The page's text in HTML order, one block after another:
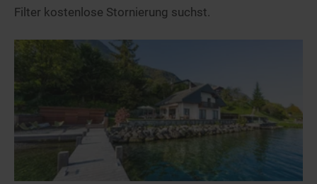
Filter kostenlose Stornierung suchst.